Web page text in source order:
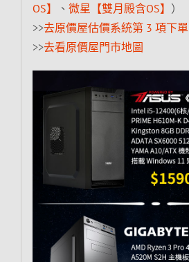
OS】
、 微星【雙月殿含OS】 ）
>>去原價屋估價系統第 3 項下單
>>去看原價屋門市地圖